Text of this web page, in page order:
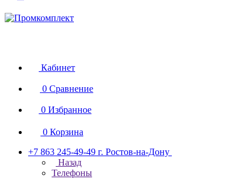
Кабинет
0 Сравнение
0 Избранное
0 Корзина
+7 863 245-49-49 г. Ростов-на-Дону
Назад
Телефоны